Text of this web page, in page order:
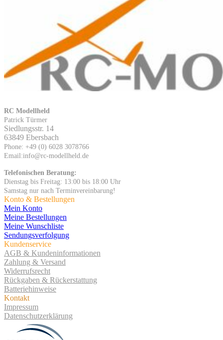
RC Modellheld
Patrick Türmer
Siedlungsstr. 14
63849 Ebersbach
Phone: +49 (0) 6028 3078766
Email:info@rc-modellheld.de
Telefonischen Beratung:
Dienstag bis Freitag: 13:00 bis 18:00 Uhr
Samstag nur nach Terminvereinbarung!
Konto & Bestellungen
Mein Konto
Meine Bestellungen
Meine Wunschliste
Sendungsverfolgung
Kundenservice
AGB & Kundeninformationen
Zahlung & Versand
Widerrufsrecht
Rückgaben & Rückerstattung
Batteriehinweise
Kontakt
Impressum
Datenschutzerklärung